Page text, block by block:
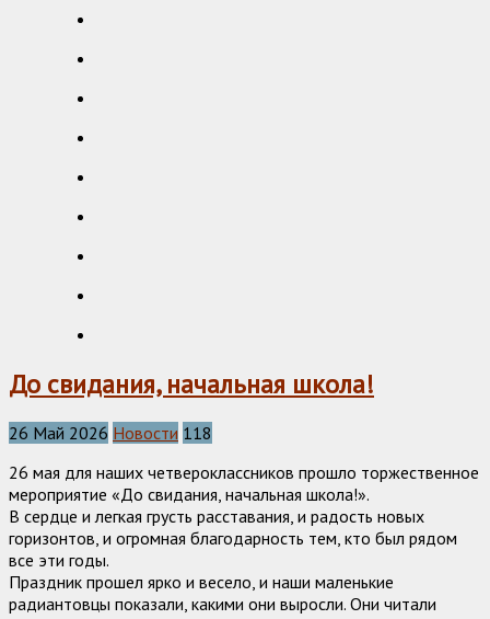
До свидания, начальная школа!
26 Май 2026 Новости 118
26 мая для наших четвероклассников прошло торжественное
мероприятие «До свидания, начальная школа!».
В сердце и легкая грусть расставания, и радость новых
горизонтов, и огромная благодарность тем, кто был рядом
все эти годы.
Праздник прошел ярко и весело, и наши маленькие
радиантовцы показали, какими они выросли. Они читали